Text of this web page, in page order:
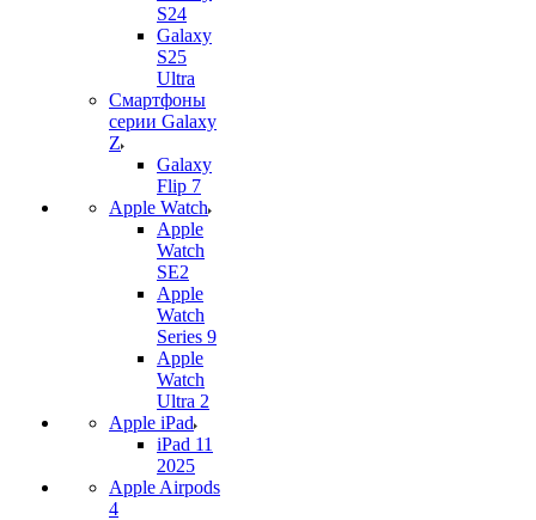
S24
Galaxy
S25
Ultra
Смартфоны
серии Galaxy
Z
Galaxy
Flip 7
Apple Watch
Apple
Watch
SE2
Apple
Watch
Series 9
Apple
Watch
Ultra 2
Apple iPad
iPad 11
2025
Apple Airpods
4